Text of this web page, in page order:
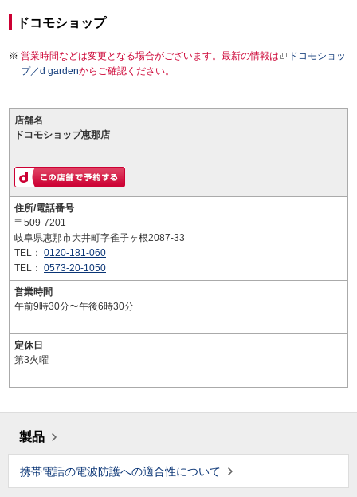
ドコモショップ
営業時間などは変更となる場合がございます。最新の情報は
ドコモショッ
プ／d gardenからご確認ください。
店舗名
ドコモショップ恵那店
住所/電話番号
〒509-7201
岐阜県恵那市大井町字雀子ヶ根2087-33
TEL： 0120-181-060
TEL： 0573-20-1050
営業時間
午前9時30分〜午後6時30分
定休日
第3火曜
製品
携帯電話の電波防護への適合性について